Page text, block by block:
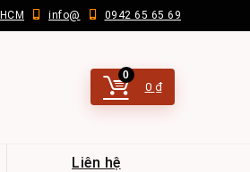
info@ 0942 65 65 69
0
0 ₫
Liên hệ